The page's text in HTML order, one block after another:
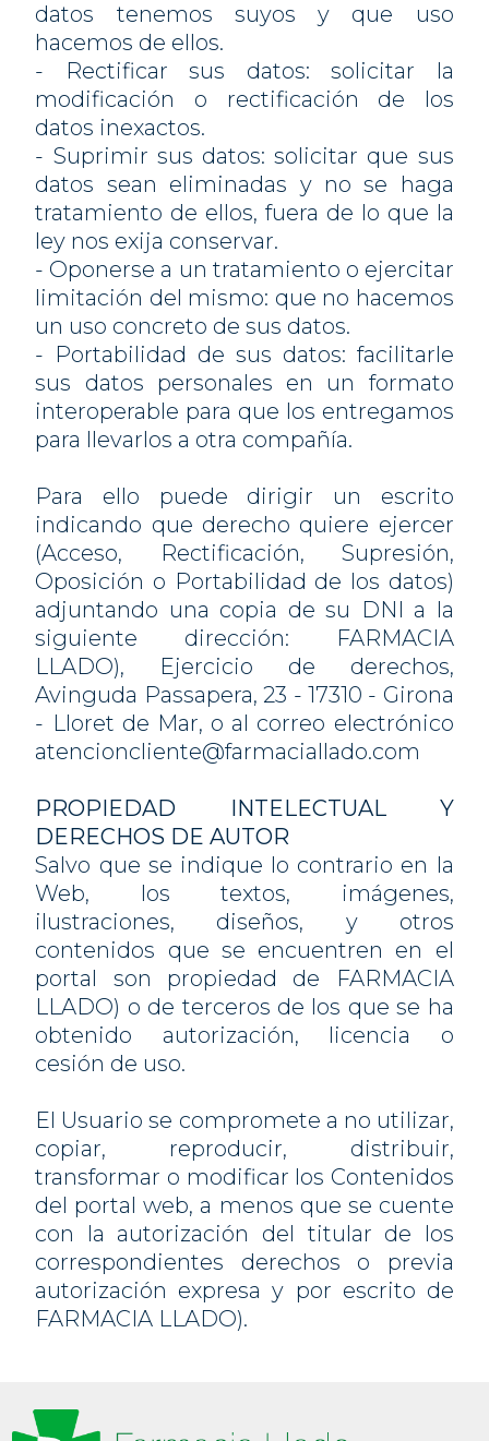
datos tenemos suyos y que uso
hacemos de ellos.
- Rectificar sus datos: solicitar la
modificación o rectificación de los
datos inexactos.
- Suprimir sus datos: solicitar que sus
datos sean eliminadas y no se haga
tratamiento de ellos, fuera de lo que la
ley nos exija conservar.
- Oponerse a un tratamiento o ejercitar
limitación del mismo: que no hacemos
un uso concreto de sus datos.
- Portabilidad de sus datos: facilitarle
sus datos personales en un formato
interoperable para que los entregamos
para llevarlos a otra compañía.
Para ello puede dirigir un escrito
indicando que derecho quiere ejercer
(Acceso, Rectificación, Supresión,
Oposición o Portabilidad de los datos)
adjuntando una copia de su DNI a la
siguiente dirección: FARMACIA
LLADO), Ejercicio de derechos,
Avinguda Passapera, 23 - 17310 - Girona
- Lloret de Mar, o al correo electrónico
atencioncliente@farmaciallado.com
PROPIEDAD INTELECTUAL Y
DERECHOS DE AUTOR
Salvo que se indique lo contrario en la
Web, los textos, imágenes,
ilustraciones, diseños, y otros
contenidos que se encuentren en el
portal son propiedad de FARMACIA
LLADO) o de terceros de los que se ha
obtenido autorización, licencia o
cesión de uso.
El Usuario se compromete a no utilizar,
copiar, reproducir, distribuir,
transformar o modificar los Contenidos
del portal web, a menos que se cuente
con la autorización del titular de los
correspondientes derechos o previa
autorización expresa y por escrito de
FARMACIA LLADO).